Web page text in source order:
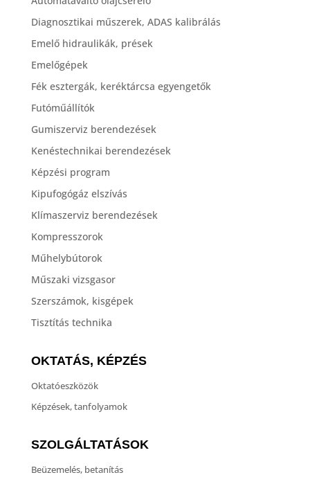
Diagnosztikai műszerek, ADAS kalibrálás
Emelő hidraulikák, prések
Emelőgépek
Fék esztergák, keréktárcsa egyengetők
Futóműállítók
Gumiszerviz berendezések
Kenéstechnikai berendezések
Képzési program
Kipufogógáz elszívás
Klímaszerviz berendezések
Kompresszorok
Műhelybútorok
Műszaki vizsgasor
Szerszámok, kisgépek
Tisztítás technika
OKTATÁS, KÉPZÉS
Oktatóeszközök
Képzések, tanfolyamok
SZOLGÁLTATÁSOK
Beüzemelés, betanítás